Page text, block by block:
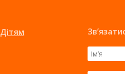
Дітям